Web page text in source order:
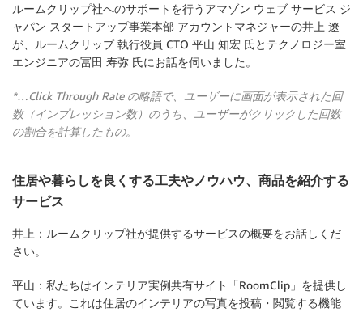
ルームクリップ社へのサポートを行うアマゾン ウェブ サービス ジ
ャパン スタートアップ事業本部 アカウントマネジャーの井上 遼
が、ルームクリップ 執行役員 CTO 平山 知宏 氏とテクノロジー室
エンジニアの冨田 寿弥 氏にお話を伺いました。
*…Click Through Rate の略語で、ユーザーに画面が表示された回
数（インプレッション数）のうち、ユーザーがクリックした回数
の割合を計算したもの。
住居や暮らしを良くする工夫やノウハウ、商品を紹介する
サービス
井上：ルームクリップ社が提供するサービスの概要をお話しくだ
さい。
平山：私たちはインテリア実例共有サイト「RoomClip」を提供し
ています。これは住居のインテリアの写真を投稿・閲覧する機能